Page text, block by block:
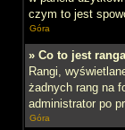
czym to jest
Góra
» Co to jest
Rangi,
żadnych rang na
administrator po
Góra